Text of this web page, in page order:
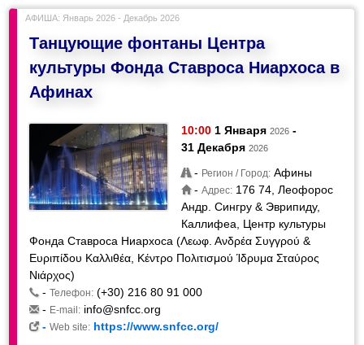
АФИША: Январь 2026 - Декабрь 2026
Танцующие фонтаны Центра
культуры Фонда Ставроса Ниархоса в
Афинах
10:00 1 Января2026 -
31 Декабря2026
- Регион / Город: Афины
-Адрес: 176 74, Леофорос
Андр. Сингру & Эврипиду,
Каллифеа, Центр культуры
Фонда Ставроса Ниархоса (Λεωφ. Ανδρέα Συγγρού &
Ευριπίδου Καλλιθέα, Κέντρο Πολιτισμού Ίδρυμα Σταύρος
Νιάρχος)
-Телефон: (+30) 216 80 91 000
- E-mail: info@snfcc.org
-Web site: https://www.snfcc.org/